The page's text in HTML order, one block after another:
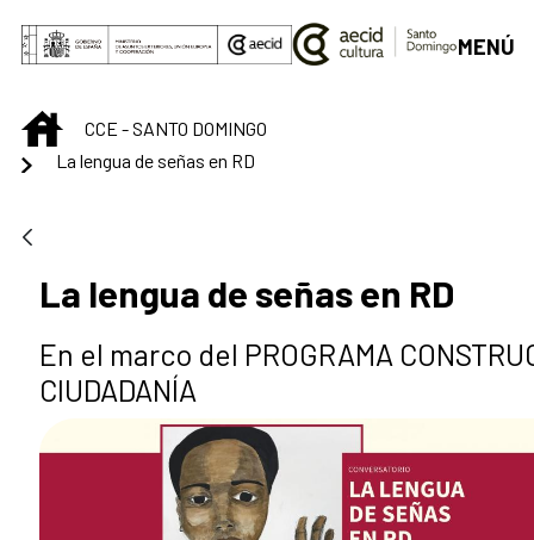
Saltar al contenido principal
MENÚ
INICIOCCE - SANTO DOMINGO
La lengua de señas en RD
La lengua de señas en RD
En el marco del PROGRAMA
CIUDADANÍA